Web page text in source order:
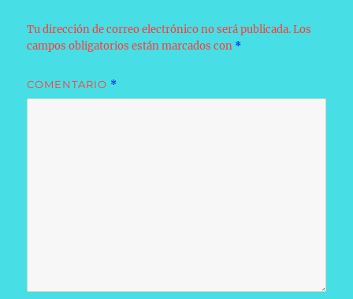
Tu dirección de correo electrónico no será publicada. Los
campos obligatorios están marcados con *
COMENTARIO *